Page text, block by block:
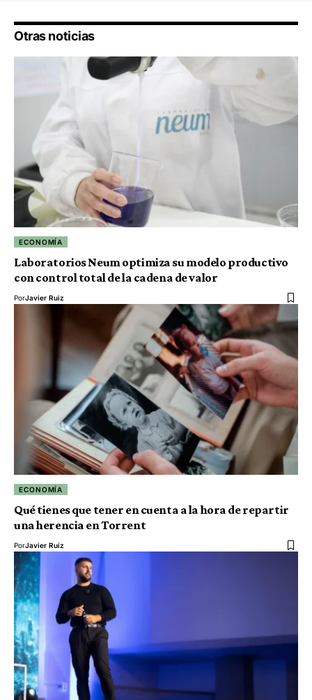
Otras noticias
ECONOMÍA
Laboratorios Neum optimiza su modelo productivo
con control total de la cadena de valor
PorJavier Ruiz
ECONOMÍA
Qué tienes que tener en cuenta a la hora de repartir
una herencia en Torrent
PorJavier Ruiz